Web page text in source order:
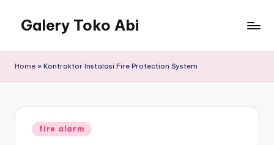
Galery Toko Abi
Home » Kontraktor Instalasi Fire Protection System
Posted
in
fire alarm